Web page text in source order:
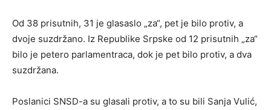
Od 38 prisutnih, 31 je glasaslo „za“, pet je bilo protiv, a
dvoje suzdržano. Iz Republike Srpske od 12 prisutnih „za“
bilo je petero parlamentraca, dok je pet bilo protiv, a dva
suzdržana.
Poslanici SNSD-a su glasali protiv, a to su bili Sanja Vulić,